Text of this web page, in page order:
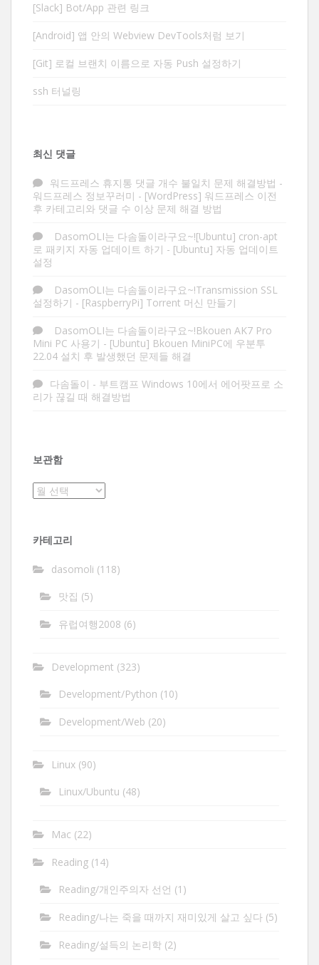
[Slack] Bot/App 관련 링크
[Android] 앱 안의 Webview DevTools처럼 보기
[Git] 로컬 브랜치 이름으로 자동 Push 설정하기
ssh 터널링
최신 댓글
워드프레스 휴지통 댓글 개수 불일치 문제 해결방법 -
워드프레스 정보꾸러미 - [WordPress] 워드프레스 이전
후 카테고리와 댓글 수 이상 문제 해결 방법
DasomOLI는 다솜돌이라구요~![Ubuntu] cron-apt
로 패키지 자동 업데이트 하기 - [Ubuntu] 자동 업데이트
설정
DasomOLI는 다솜돌이라구요~!Transmission SSL
설정하기 - [RaspberryPi] Torrent 머신 만들기
DasomOLI는 다솜돌이라구요~!Bkouen AK7 Pro
Mini PC 사용기 - [Ubuntu] Bkouen MiniPC에 우분투
22.04 설치 후 발생했던 문제들 해결
다솜돌이 - 부트캠프 Windows 10에서 에어팟프로 소
리가 끊길 때 해결방법
보관함
보
카테고리
dasomoli (118)
맛집 (5)
유럽여행2008 (6)
Development (323)
Development/Python (10)
Development/Web (20)
Linux (90)
Linux/Ubuntu (48)
Mac (22)
Reading (14)
Reading/개인주의자 선언 (1)
Reading/나는 죽을 때까지 재미있게 살고 싶다 (5)
Reading/설득의 논리학 (2)